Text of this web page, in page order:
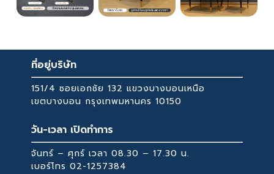
ที่อยู่บริษัท
151/4 ซอยเอกชัย 132 แขวงบางบอนเหนือ
เขตบางบอน กรุงเทพมหานคร 10150
วัน-เวลา เปิดทำการ
จันทร์ – ศุกร์ เวลา 08.30 – 17.30 น.
เบอร์โทร 02-1257384